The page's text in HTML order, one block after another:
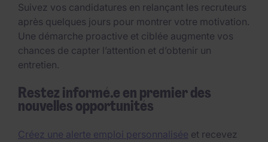
Suivez vos candidatures en relançant les recruteurs
après quelques jours pour montrer votre motivation.
Une démarche proactive et ciblée augmente vos
chances de capter l’attention et d’obtenir un
entretien.
Restez informé.e en premier des
nouvelles opportunités
Créez une alerte emploi personnalisée et recevez